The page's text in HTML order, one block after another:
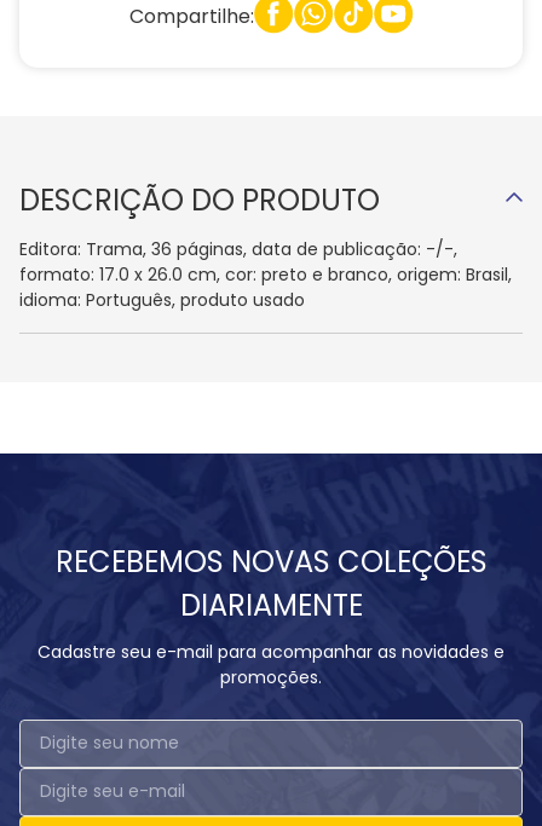
Compartilhe:
DESCRIÇÃO DO PRODUTO
Editora: Trama, 36 páginas, data de publicação: -/-,
formato: 17.0 x 26.0 cm, cor: preto e branco, origem: Brasil,
idioma: Português, produto usado
RECEBEMOS NOVAS COLEÇÕES
DIARIAMENTE
Cadastre seu e-mail para acompanhar as novidades e
promoções.